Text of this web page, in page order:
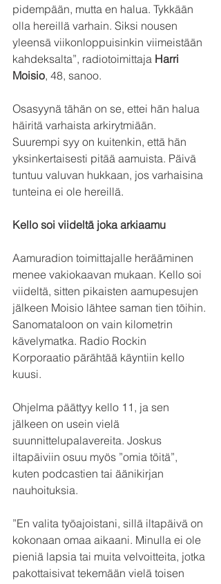
pidempään, mutta en halua. Tykkään
olla hereillä varhain. Siksi nousen
yleensä viikonloppuisinkin viimeistään
kahdeksalta”, radiotoimittaja Harri
Moisio, 48, sanoo.
Osasyynä tähän on se, ettei hän halua
häiritä varhaista arkirytmiään.
Suurempi syy on kuitenkin, että hän
yksinkertaisesti pitää aamuista. Päivä
tuntuu valuvan hukkaan, jos varhaisina
tunteina ei ole hereillä.
Kello soi viideltä joka arkiaamu
Aamuradion toimittajalle herääminen
menee vakiokaavan mukaan. Kello soi
viideltä, sitten pikaisten aamupesujen
jälkeen Moisio lähtee saman tien töihin.
Sanomataloon on vain kilometrin
kävelymatka. Radio Rockin
Korporaatio pärähtää käyntiin kello
kuusi.
Ohjelma päättyy kello 11, ja sen
jälkeen on usein vielä
suunnittelupalavereita. Joskus
iltapäiviin osuu myös ”omia töitä”,
kuten podcastien tai äänikirjan
nauhoituksia.
”En valita työajoistani, sillä iltapäivä on
kokonaan omaa aikaani. Minulla ei ole
pieniä lapsia tai muita velvoitteita, jotka
pakottaisivat tekemään vielä toisen